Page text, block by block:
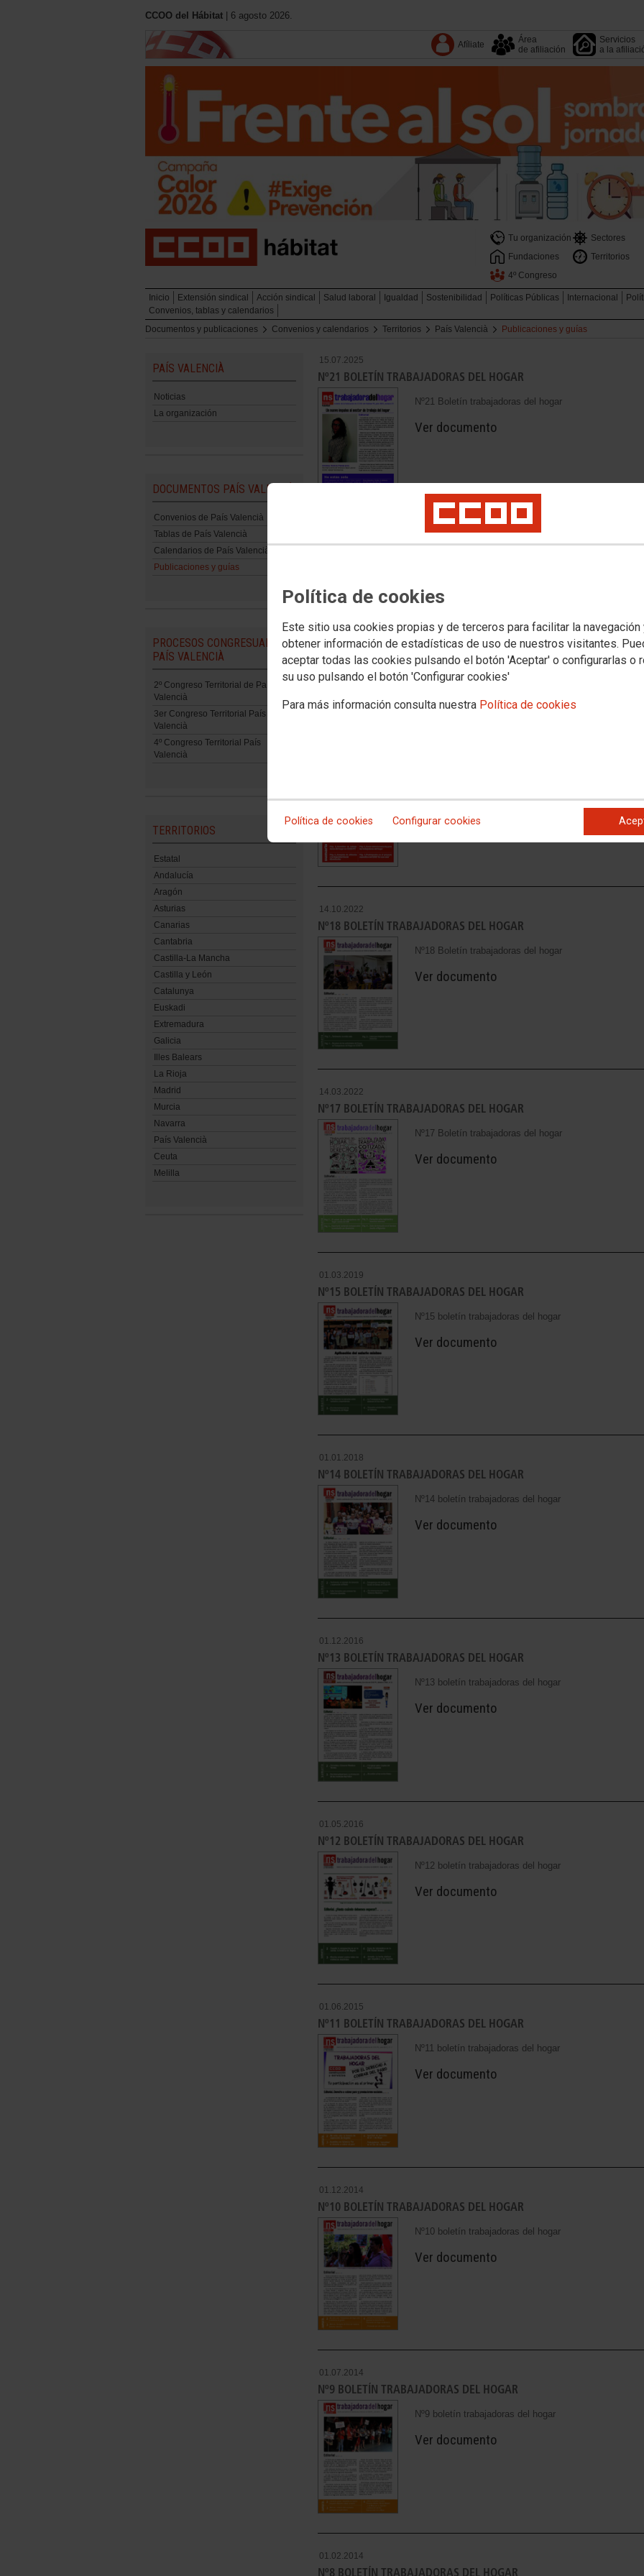
Política de cookies
Este sitio usa cookies propias y de terceros para facilitar la navegación
obtener información de estadísticas de uso de nuestros visitantes.
aceptar todas las cookies pulsando el botón 'Aceptar' o configurarlas o
su uso pulsando el botón 'Configurar cookies'
Para más información consulta nuestra Política de cookies
Política de cookies Configurar cookies
CCOO del Hábitat | 6 agosto 2026.
Afíliate
Área
de afiliación
Servicios
a la
Tu organización Sectores
Fundaciones
Territorios
4º Congreso
Inicio Extensión sindical Acción sindical Salud laboral Igualdad Sostenibilidad Políticas Públicas Internacional
Convenios, tablas y calendarios
Documentos y publicaciones
Convenios y calendarios Territorios País Valencià Publicaciones y guías
PAÍS VALENCIÀ
Noticias
La organización
DOCUMENTOS PAÍS VALENCIÀ
Convenios de País Valencià
Tablas de País Valencià
Calendarios de País Valencià
Publicaciones y guías
PROCESOS CONGRESUALES
PAÍS VALENCIÀ
2º Congreso Territorial de País
Valencià
3er Congreso Territorial País
Valencià
4º Congreso Territorial País
Valencià
TERRITORIOS
Estatal
Andalucía
Aragón
Asturias
Canarias
Cantabria
Castilla-La Mancha
Castilla y León
Catalunya
Euskadi
Extremadura
Galicia
Illes Balears
La Rioja
Madrid
Murcia
Navarra
País Valencià
Ceuta
Melilla
15.07.2025
Nº21 BOLETÍN TRABAJADORAS DEL HOGAR
Nº21 Boletín trabajadoras del hogar
Ver documento
20.05.2024
14.10.2022
Nº18 BOLETÍN TRABAJADORAS DEL HOGAR
Nº18 Boletín trabajadoras del hogar
Ver documento
14.03.2022
Nº17 BOLETÍN TRABAJADORAS DEL HOGAR
Nº17 Boletín trabajadoras del hogar
Ver documento
01.03.2019
Nº15 BOLETÍN TRABAJADORAS DEL HOGAR
Nº15 boletín trabajadoras del hogar
Ver documento
01.01.2018
Nº14 BOLETÍN TRABAJADORAS DEL HOGAR
Nº14 boletín trabajadoras del hogar
Ver documento
01.12.2016
Nº13 BOLETÍN TRABAJADORAS DEL HOGAR
Nº13 boletín trabajadoras del hogar
Ver documento
01.05.2016
Nº12 BOLETÍN TRABAJADORAS DEL HOGAR
Nº12 boletín trabajadoras del hogar
Ver documento
01.06.2015
Nº11 BOLETÍN TRABAJADORAS DEL HOGAR
Nº11 boletín trabajadoras del hogar
Ver documento
01.12.2014
Nº10 BOLETÍN TRABAJADORAS DEL HOGAR
Nº10 boletín trabajadoras del hogar
Ver documento
01.07.2014
Nº9 BOLETÍN TRABAJADORAS DEL HOGAR
Nº9 boletín trabajadoras del hogar
Ver documento
01.02.2014
Nº8 BOLETÍN TRABAJADORAS DEL HOGAR